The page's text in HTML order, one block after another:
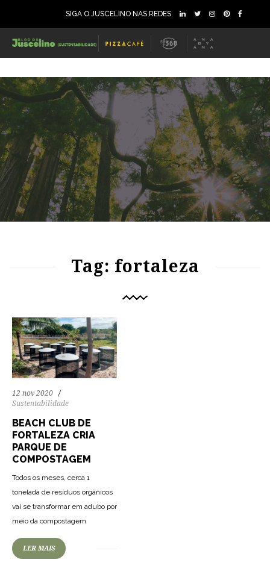
SIGA O JUSCELINO NAS REDES
Tag: fortaleza
12 nov 2020
Sustentabilidade
BEACH CLUB DE
FORTALEZA CRIA
PARQUE DE
COMPOSTAGEM
Todos os meses, cerca 1
tonelada de resíduos orgânicos
vai se transformar em adubo por
meio da compostagem
LER MAIS